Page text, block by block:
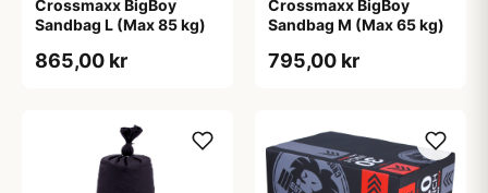
Crossmaxx BigBoy
Sandbag L (Max 85 kg)
865,00 kr
Crossmaxx BigBoy
Sandbag M (Max 65 kg)
795,00 kr